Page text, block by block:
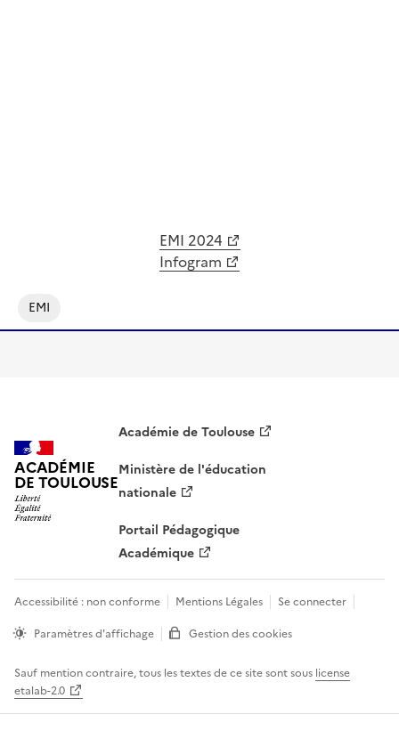
EMI 2024
Infogram
EMI
ACADÉMIE
DE TOULOUSE
Académie de Toulouse
Ministère de l'éducation
nationale
Portail Pédagogique
Académique
Accessibilité : non conforme Mentions Légales
Se connecter
Paramètres d'affichage
Gestion des cookies
Sauf mention contraire, tous les textes de ce site sont sous license
etalab-2.0